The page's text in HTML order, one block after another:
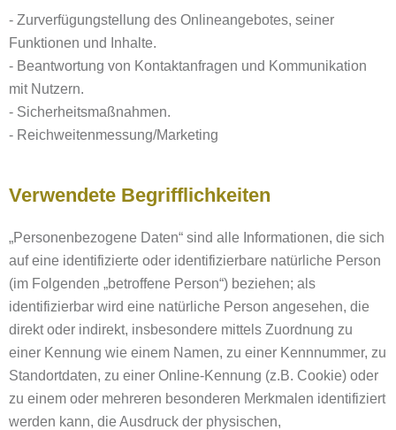
- Zurverfügungstellung des Onlineangebotes, seiner
Funktionen und Inhalte.
- Beantwortung von Kontaktanfragen und Kommunikation
mit Nutzern.
- Sicherheitsmaßnahmen.
- Reichweitenmessung/Marketing
Verwendete Begrifflichkeiten
„Personenbezogene Daten“ sind alle Informationen, die sich
auf eine identifizierte oder identifizierbare natürliche Person
(im Folgenden „betroffene Person“) beziehen; als
identifizierbar wird eine natürliche Person angesehen, die
direkt oder indirekt, insbesondere mittels Zuordnung zu
einer Kennung wie einem Namen, zu einer Kennnummer, zu
Standortdaten, zu einer Online-Kennung (z.B. Cookie) oder
zu einem oder mehreren besonderen Merkmalen identifiziert
werden kann, die Ausdruck der physischen,